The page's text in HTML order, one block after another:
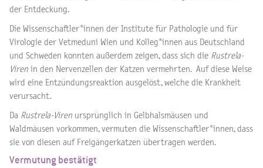
der Entdeckung.
Die Wissenschaftler*innen der Institute für Pathologie und für
Virologie der Vetmeduni Wien und Kolleg*innen aus Deutschland
und Schweden konnten außerdem zeigen, dass sich die Rustrela-
Viren in den Nervenzellen der Katzen vermehrten. Auf diese Weise
wird eine Entzündungsreaktion ausgelöst, welche die Krankheit
verursacht.
Da Rustrela-Viren ursprünglich in Gelbhalsmäusen und
Waldmäusen vorkommen, vermuten die Wissenschaftler*innen, dass
sie von diesen auf Freigängerkatzen übertragen werden.
Vermutung bestätigt